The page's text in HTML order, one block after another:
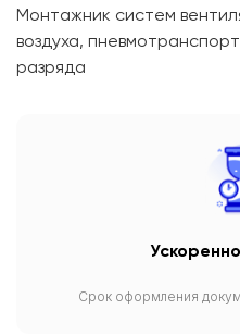
Монтажник систем
воздуха,
разряда
Срок оформления